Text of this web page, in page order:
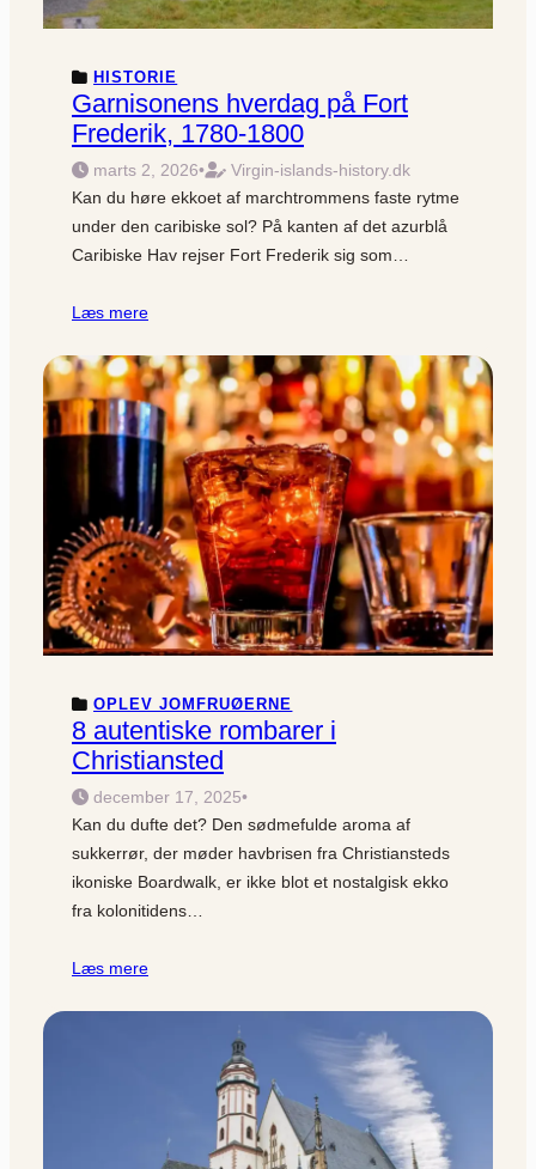
HISTORIE
Garnisonens hverdag på Fort
Frederik, 1780-1800
marts 2, 2026•
Virgin-islands-history.dk
Kan du høre ekkoet af marchtrommens faste rytme
under den caribiske sol? På kanten af det azurblå
Caribiske Hav rejser Fort Frederik sig som…
Læs mere
OPLEV JOMFRUØERNE
8 autentiske rombarer i
Christiansted
december 17, 2025•
Kan du dufte det? Den sødmefulde aroma af
sukkerrør, der møder havbrisen fra Christiansteds
ikoniske Boardwalk, er ikke blot et nostalgisk ekko
fra kolonitidens…
Læs mere